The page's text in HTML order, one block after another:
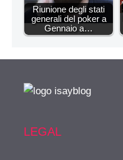
Riunione degli stati
generali del poker a
Gennaio a…
LEGAL